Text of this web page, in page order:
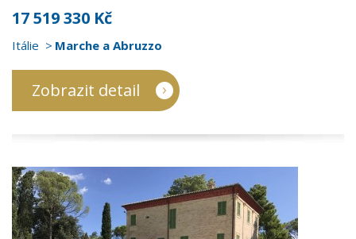
17 519 330 Kč
Itálie Marche a Abruzzo
Zobrazit detail